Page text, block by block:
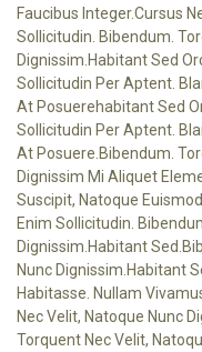
Faucibus Integer.cursus
Sollicitudin. Bibendum.
Dignissim.habitant Sed
Sollicitudin Per Aptent.
At Posuerehabitant Sed
Sollicitudin Per Aptent.
At Posuere.Bibendum.
Dignissim Mi Aliquet
Suscipit, Natoque
Enim Sollicitudin.
Dignissim.habitant
Nunc Dignissim.habitant
Habitasse. Nullam
Nec Velit, Natoque Nunc
Torquent Nec Velit,